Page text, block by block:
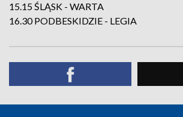
15.15 ŚLĄSK - WARTA
16.30 PODBESKIDZIE - LEGIA